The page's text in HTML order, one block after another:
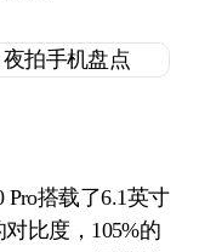
搭载了6.1英寸
对比度，105%的